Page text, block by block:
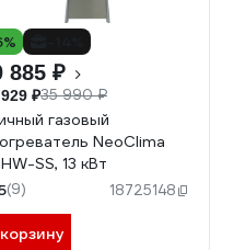
885 ₽
₽35 990 ₽
газовый
NeoClima
SS, 13 кВт
(9) 18725148